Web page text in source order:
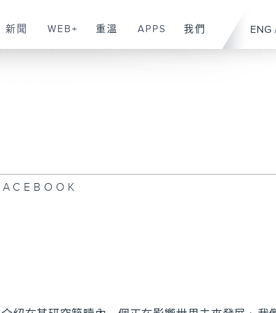
ENG
新聞 WEB+ 重溫 APPS 我們